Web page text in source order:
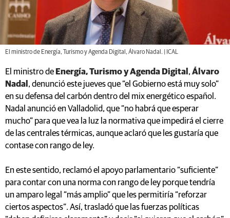
El ministro de Energía, Turismo y Agenda Digital, Álvaro Nadal. | ICAL
El ministro de Energía, Turismo y Agenda Digital , Álvaro
Nadal , denunció este jueves que “el Gobierno está muy solo”
en su defensa del carbón dentro del mix energético español.
Nadal anunció en Valladolid, que “no habrá que esperar
mucho” para que vea la luz la normativa que impedirá el cierre
de las centrales térmicas, aunque aclaró que les gustaría que
contase con rango de ley.
En este sentido, reclamó el apoyo parlamentario “suficiente”
para contar con una norma con rango de ley porque tendría
un amparo legal “más amplio” que les permitiría “reforzar
ciertos aspectos”. Así, trasladó que las fuerzas políticas